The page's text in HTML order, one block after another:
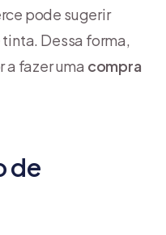
pode sugerir
Dessa forma,
a fazer uma compra
de